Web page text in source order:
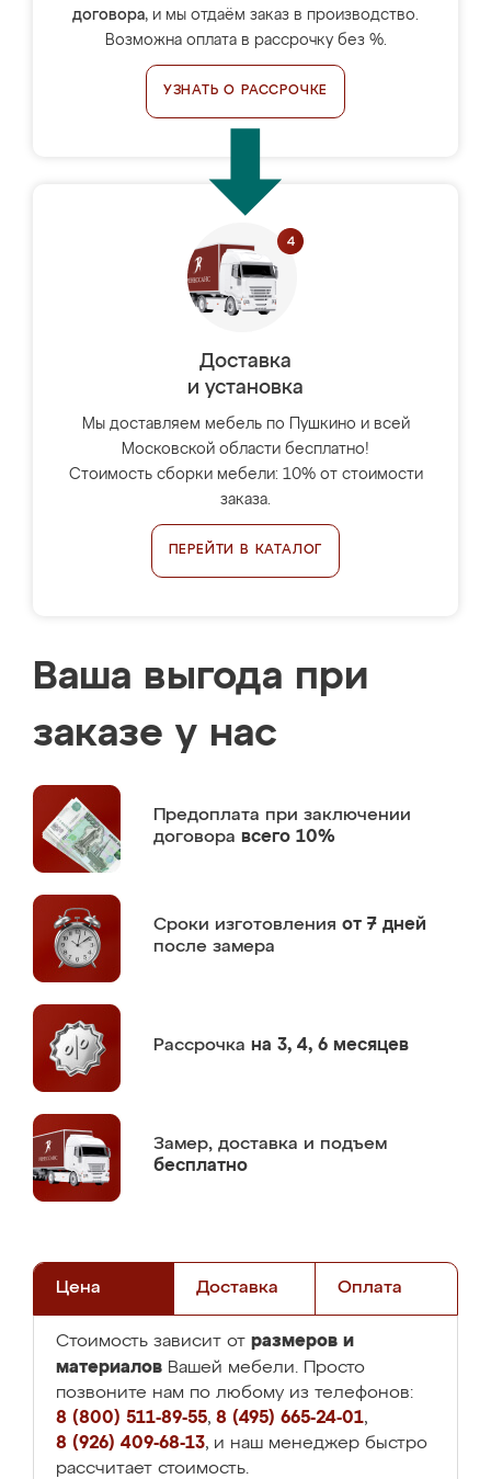
договора, и мы отдаём заказ в производство.
Возможна оплата в рассрочку без %.
УЗНАТЬ О РАССРОЧКЕ
Доставка
и установка
Мы доставляем мебель по Пушкино и всей
Московской области бесплатно!
Стоимость сборки мебели: 10% от стоимости
заказа.
ПЕРЕЙТИ В КАТАЛОГ
Ваша выгода при
заказе у нас
Предоплата при заключении
договора всего 10%
Сроки изготовления от 7 дней
после замера
Рассрочка на 3, 4, 6 месяцев
Замер, доставка и подъем
бесплатно
Цена Доставка Оплата
Стоимость зависит от размеров и
материалов Вашей мебели. Просто
позвоните нам по любому из телефонов:
8 (800) 511-89-55, 8 (495) 665-24-01,
8 (926) 409-68-13, и наш менеджер быстро
рассчитает стоимость.